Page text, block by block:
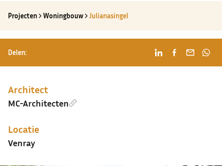
Projecten Woningbouw Julianasingel
Delen:
Architect
MC-Architecten
Locatie
Venray